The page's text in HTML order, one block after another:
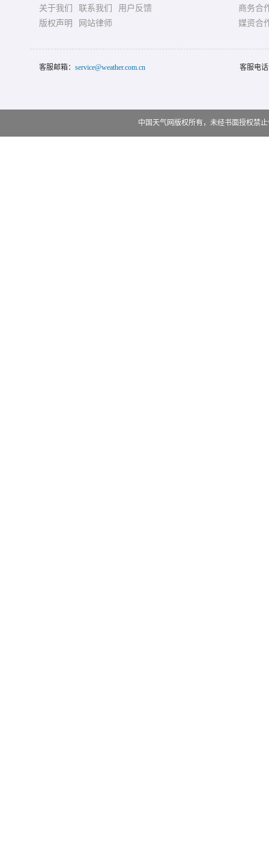
关于我们 联系我们
用户反馈
版权声明
网站律师
商务合
媒资合
客服邮箱： service@weather.com.cn 客服电
中国天气网版权所有，未经书面授权